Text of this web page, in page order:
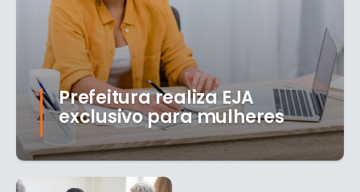
Prefeitura realiza EJA
exclusivo para mulheres